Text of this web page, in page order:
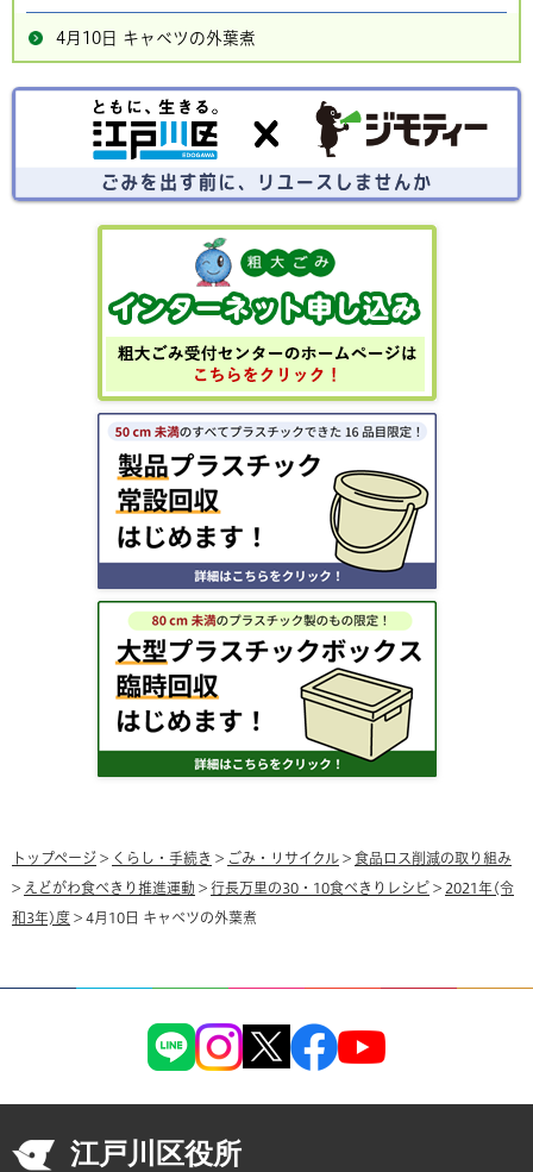
4月10日 キャベツの外葉煮
トップページ > くらし・手続き > ごみ・リサイクル > 食品ロス削減の取り組み
> えどがわ食べきり推進運動 > 行長万里の30・10食べきりレシピ > 2021年(令
和3年)度 > 4月10日 キャベツの外葉煮
江戸川区役所